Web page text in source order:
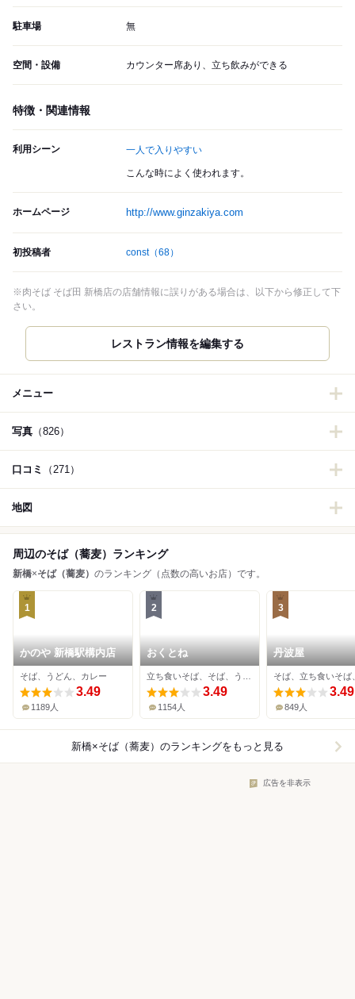
駐車場 無
空間・設備 カウンター席あり、立ち飲みができる
特徴・関連情報
利用シーン 一人で入りやすい
こんな時によく使われます。
ホームページ http://www.ginzakiya.com
初投稿者 const（68）
※肉そば そば田 新橋店の店舗情報に誤りがある場合は、以下から修正して下
さい。
レストラン情報を編集する
メニュー
写真 （826）
口コミ （271）
地図
周辺のそば（蕎麦）ランキング
新橋×そば（蕎麦） のランキング（点数の高いお店）です。
1
かのや 新橋駅構内店
そば、うどん、カレー
3.49
1189人
2
おくとね
3.49
1154人
3
丹波屋
3.49
849人
新橋×そば（蕎麦） のランキングをもっと見る
広告を非表示